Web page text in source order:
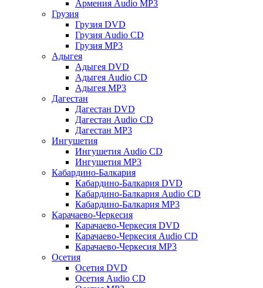
Армения Audio MP3
Грузия
Грузия DVD
Грузия Audio CD
Грузия MP3
Адыгея
Адыгея DVD
Адыгея Audio CD
Адыгея MP3
Дагестан
Дагестан DVD
Дагестан Audio CD
Дагестан MP3
Ингушетия
Ингушетия Audio CD
Ингушетия MP3
Кабардино-Балкария
Кабардино-Балкария DVD
Кабардино-Балкария Audio CD
Кабардино-Балкария MP3
Карачаево-Черкесия
Карачаево-Черкесия DVD
Карачаево-Черкесия Audio CD
Карачаево-Черкесия MP3
Осетия
Осетия DVD
Осетия Audio CD